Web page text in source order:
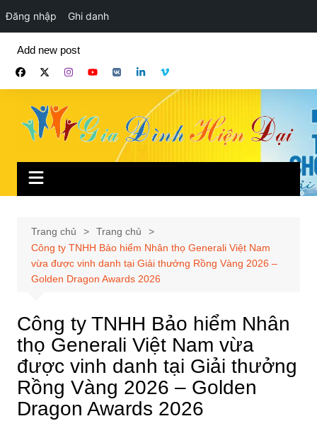
Đăng nhập Ghi danh
phần
Add new post
Trang chủ
Trang chủ
Công ty TNHH Bảo hiểm Nhân thọ Generali Việt Nam
vừa được vinh danh tại Giải thưởng Rồng Vàng 2026 –
Golden Dragon Awards 2026
Công ty TNHH Bảo hiểm Nhân
thọ Generali Việt Nam vừa
được vinh danh tại Giải thưởng
Rồng Vàng 2026 – Golden
Dragon Awards 2026